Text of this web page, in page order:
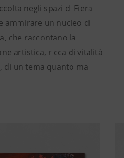
negli spazi di Fiera
ammirare un nucleo di
che raccontano la
artistica, ricca di vitalità
di un tema quanto mai